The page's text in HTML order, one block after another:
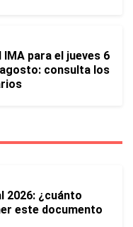
para el jueves 6
consulta los
2026: ¿cuánto
este documento